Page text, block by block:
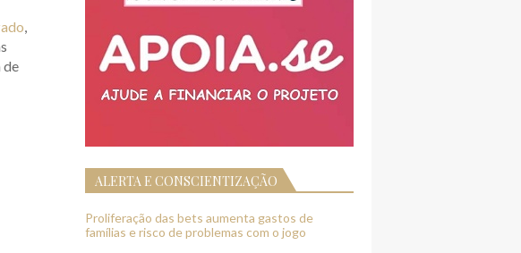
,
de
ALERTA E CONSCIENTIZAÇÃO
Proliferação das bets aumenta gastos de
famílias e risco de problemas com o jogo